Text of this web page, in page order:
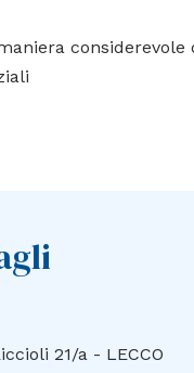
considerevole
21/a - LECCO